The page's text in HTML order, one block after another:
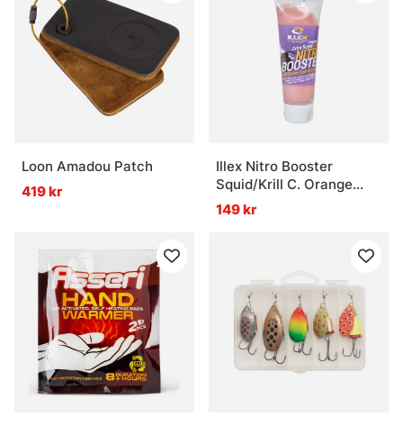
Loon Amadou Patch
419 kr
Illex Nitro Booster
Squid/Krill C. Orange
75ml
149 kr